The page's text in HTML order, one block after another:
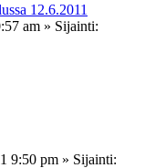
12.6.2011
am » Sijainti:
9:50 pm » Sijainti: